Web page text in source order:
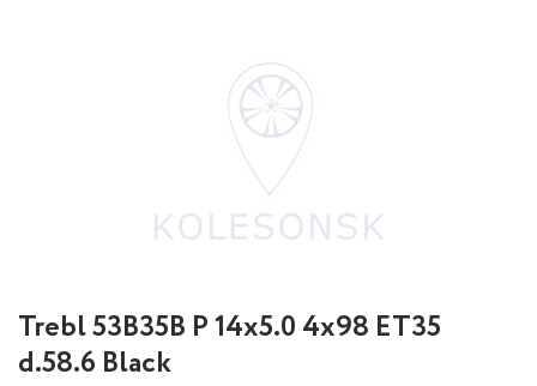
Trebl 53B35B P 14x5.0 4x98 ET35
d.58.6 Black